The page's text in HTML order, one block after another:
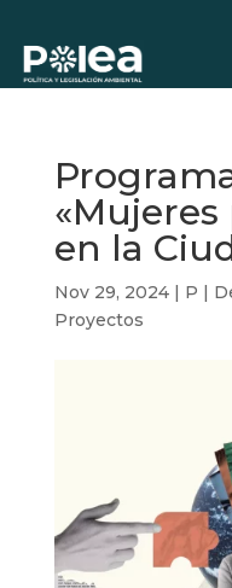
en la
Nov 29, 2024| P |
Proyectos